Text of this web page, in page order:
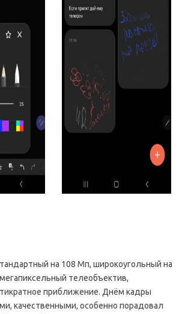
на 108 Мп, широкоугольный на
телеобъектив,
приближение. Днём кадры
качественными, особенно порадовал